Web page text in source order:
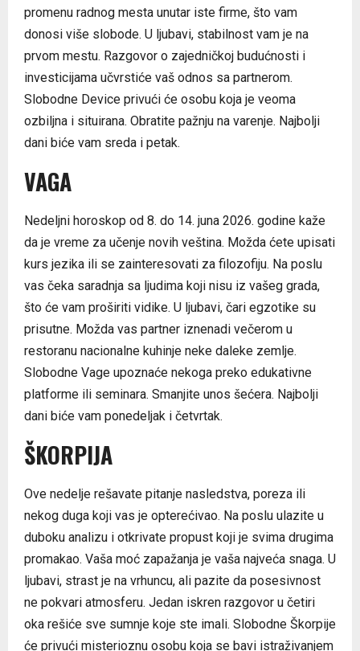
promenu radnog mesta unutar iste firme, što vam
donosi više slobode. U ljubavi, stabilnost vam je na
prvom mestu. Razgovor o zajedničkoj budućnosti i
investicijama učvrstiće vaš odnos sa partnerom.
Slobodne Device privući će osobu koja je veoma
ozbiljna i situirana. Obratite pažnju na varenje. Najbolji
dani biće vam sreda i petak.
VAGA
Nedeljni horoskop od 8. do 14. juna 2026. godine kaže
da je vreme za učenje novih veština. Možda ćete upisati
kurs jezika ili se zainteresovati za filozofiju. Na poslu
vas čeka saradnja sa ljudima koji nisu iz vašeg grada,
što će vam proširiti vidike. U ljubavi, čari egzotike su
prisutne. Možda vas partner iznenadi večerom u
restoranu nacionalne kuhinje neke daleke zemlje.
Slobodne Vage upoznaće nekoga preko edukativne
platforme ili seminara. Smanjite unos šećera. Najbolji
dani biće vam ponedeljak i četvrtak.
ŠKORPIJA
Ove nedelje rešavate pitanje nasledstva, poreza ili
nekog duga koji vas je opterećivao. Na poslu ulazite u
duboku analizu i otkrivate propust koji je svima drugima
promakao. Vaša moć zapažanja je vaša najveća snaga. U
ljubavi, strast je na vrhuncu, ali pazite da posesivnost
ne pokvari atmosferu. Jedan iskren razgovor u četiri
oka rešiće sve sumnje koje ste imali. Slobodne Škorpije
će privući misterioznu osobu koja se bavi istraživanjem